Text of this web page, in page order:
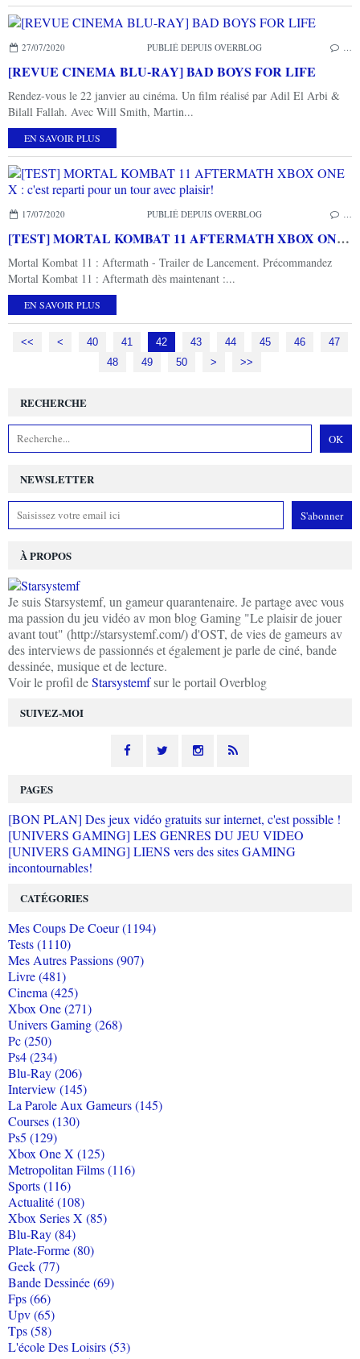
27/07/2020 PUBLIÉ DEPUIS OVERBLOG
[REVUE CINEMA BLU-RAY] BAD BOYS FOR LIFE
Rendez-vous le 22 janvier au cinéma. Un film réalisé par Adil El Arbi &
Bilall Fallah. Avec Will Smith, Martin...
EN SAVOIR PLUS
17/07/2020 PUBLIÉ DEPUIS OVERBLOG
[TEST] MORTAL KOMBAT 11 AFTERMATH XBOX ONE X : c'est reparti pour un tour avec plaisir!
Mortal Kombat 11 : Aftermath - Trailer de Lancement. Précommandez
Mortal Kombat 11 : Aftermath dès maintenant :...
EN SAVOIR PLUS
<< < 10
20
30
40 41 42 43 44 45 46
47
48
49 50 60
70
80
90
100
> >>
NEWSLETTER
SUIVEZ-MOI
RECHERCHE
À PROPOS
Je suis Starsystemf, un gameur quarantenaire. Je partage avec vous
ma passion du jeu vidéo av mon blog Gaming "Le plaisir de jouer
avant tout" (http://starsystemf.com/) d'OST, de vies de gameurs av
des interviews de passionnés et également je parle de ciné, bande
dessinée, musique et de lecture.
Voir le profil deStarsystemfsur le portail Overblog
PAGES
[BON PLAN] Des jeux vidéo gratuits sur internet, c'est possible !
[UNIVERS GAMING] LES GENRES DU JEU VIDEO
[UNIVERS GAMING] LIENS vers des sites GAMING
incontournables!
CATÉGORIES
Mes Coups De Coeur (1194)
Tests (1110)
Mes Autres Passions (907)
Livre (481)
Cinema (425)
Xbox One (271)
Univers Gaming (268)
Pc (250)
Ps4 (234)
Blu-Ray (206)
Interview (145)
La Parole Aux Gameurs (145)
Courses (130)
Ps5 (129)
Xbox One X (125)
Metropolitan Films (116)
Sports (116)
Actualité (108)
Xbox Series X (85)
Blu-Ray (84)
Plate-Forme (80)
Geek (77)
Bande Dessinée (69)
Fps (66)
Upv (65)
Tps (58)
L'école Des Loisirs (53)